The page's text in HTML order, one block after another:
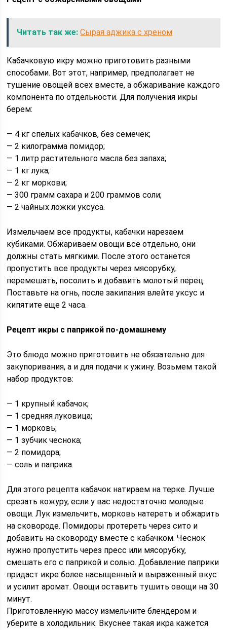
Читать так же: Сырая аджика с хреном
Кабачковую икру можно приготовить разными
способами. Вот этот, например, предполагает не
тушение овощей всех вместе, а обжаривание каждого
компонента по отдельности. Для получения икры
берем:
— 4 кг спелых кабачков, без семечек;
— 2 килограмма помидор;
— 1 литр растительного масла без запаха;
— 1 кг лука;
— 2 кг моркови;
— 300 грамм сахара и 200 граммов соли;
— 2 чайных ложки уксуса.
Измельчаем все продукты, кабачки нарезаем
кубиками. Обжариваем овощи все отдельно, они
должны стать мягкими. После этого останется
пропустить все продукты через мясорубку,
перемешать, посолить и добавить молотый перец.
Поставьте на огнь, после закипания влейте уксус и
кипятите еще 2 часа.
Рецепт икры с паприкой по-домашнему
Это блюдо можно приготовить не обязательно для
закупоривания, а и для подачи к ужину. Возьмем такой
набор продуктов:
— 1 крупный кабачок;
— 1 средняя луковица;
— 1 морковь;
— 1 зубчик чеснока;
— 2 помидора;
— соль и паприка.
Для этого рецепта кабачок натираем на терке. Лучше
срезать кожуру, если у вас недостаточно молодые
овощи. Лук измельчить, морковь натереть и обжарить
на сковороде. Помидоры протереть через сито и
добавить на сковороду вместе с кабачком. Чеснок
нужно пропустить через пресс или мясорубку,
смешать его с паприкой и солью. Добавление паприки
придаст икре более насыщенный и выраженный вкус
и усилит аромат. Овощи оставить тушить овощи на 30
минут.
Приготовленную массу измельчите блендером и
уберите в холодильник. Вкуснее такая икра кажется